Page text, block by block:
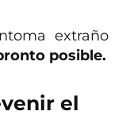
extraño
posible.
el